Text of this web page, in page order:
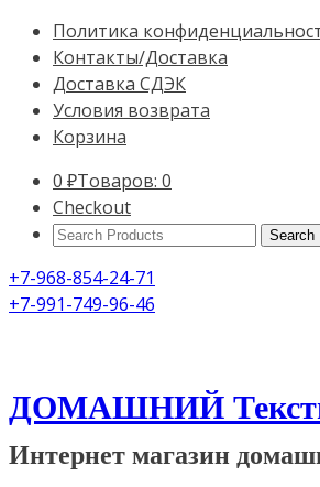
Политика
Контакты/Доставка
Доставка СДЭК
Условия возврата
Корзина
0 ₽Товаров: 0
Checkout
Search
+7-968-854-24-71
+7-991-749-96-46
ДОМАШНИЙ
Интернет магазин